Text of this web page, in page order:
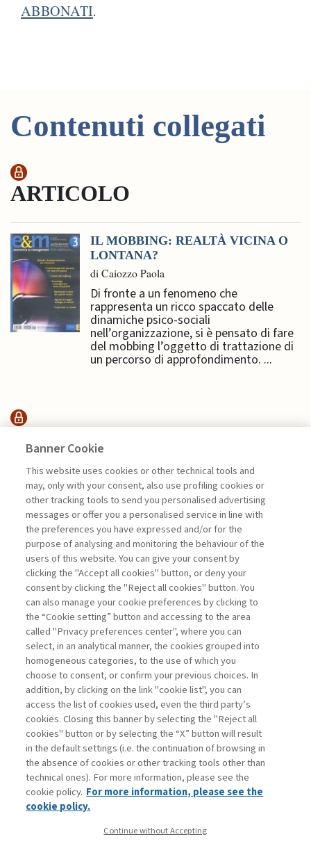
ABBONATI.
Contenuti collegati
ARTICOLO
IL MOBBING: REALTÀ VICINA O
LONTANA?
di Caiozzo Paola
Di fronte a un fenomeno che
rappresenta un ricco spaccato delle
dinamiche psico-sociali
nell’organizzazione, si è pensato di fare
del mobbing l’oggetto di trattazione di
un percorso di approfondimento. ...
SUSTAINABILITY
ESSERE O NON ESSERE: LA
SOSTENIBILITÀ ...
di Sylvie Goulard, Francesco Perrini, Stefano
Pogutz
La consultazione dei libri è riservata esclusivamente
agli abbonati Premium
Legenda: Accedi Per registrati Per abbonati
Contatti
Abbonamenti
Archivio rubriche
Privacy
Banner Cookie
This website uses cookies or other technical tools and
may, only with your consent, also use profiling cookies or
other tracking tools to send you personalised advertising
messages or offer you a personalised service in line with
the preferences you have expressed and/or for the
purpose of analysing and monitoring the behaviour of the
users of this website. You can give your consent by
clicking the "Accept all cookies" button, or deny your
consent by clicking the "Reject all cookies" button. You
can also manage your cookie preferences by clicking to
the “Cookie setting” button and accessing to the area
called "Privacy preferences center", where you can
select, in an analytical manner, the cookies grouped into
homogeneous categories, to the use of which you
choose to consent, or confirm your previous choices. In
addition, by clicking on the link "cookie list", you can
access the list of cookies used, even the third party’s
cookies. Closing this banner by selecting the "Reject all
cookies" button or by selecting the “X” button will result
in the default settings (i.e. the continuation of browsing in
the absence of cookies or other tracking tools other than
technical ones). For more information, please see the
cookie policy. For more information, please see the
cookie policy.
Continue without Accepting